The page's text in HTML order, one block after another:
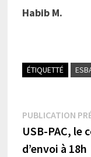
Habib M.
ÉTIQUETTÉ
de
PUBLICATION
USB-PAC, le
d’envoi à 18h